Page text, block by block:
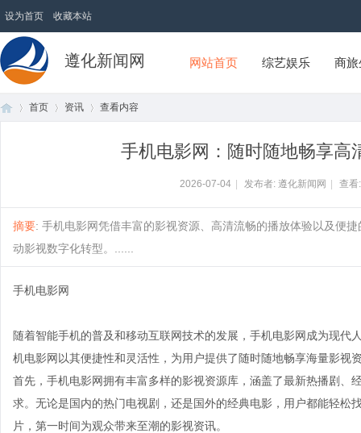
设为首页 收藏本站
遵化新闻网 网站首页 综艺娱乐 商
首页 资讯 查看内容
手机电影网：随时随地畅享高
2026-07-04 发布者: 遵化新闻网 查
摘要: 手机电影网凭借丰富的影视资源、高清流畅的播放体验以及便
动影视数字化转型。......
手机电影网
随着智能手机的普及和移动互联网技术的发展，手机电影网成为现
机电影网以其便捷性和灵活性，为用户提供了随时随地畅享海量影视
首先，手机电影网拥有丰富多样的影视资源库，涵盖了最新热播剧、
求。无论是国内的热门电视剧，还是国外的经典电影，用户都能轻松
片，第一时间为观众带来至潮的影视资讯。